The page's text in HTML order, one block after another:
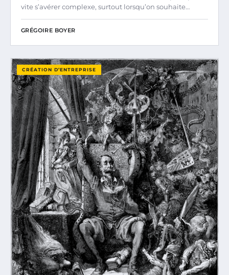
vite s’avérer complexe, surtout lorsqu’on souhaite…
GRÉGOIRE BOYER
CRÉATION D’ENTREPRISE